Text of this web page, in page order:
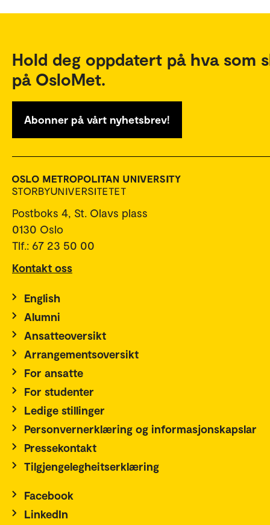
Hold deg oppdatert på hva som
på OsloMet.
Abonner på vårt nyhetsbrev!
Postboks 4, St. Olavs plass
0130 Oslo
Tlf.: 67 23 50 00
Kontakt oss
English
Alumni
Ansatteoversikt
Arrangementsoversikt
For ansatte
For studenter
Ledige stillinger
Personvernerklæring og informasjonskapslar
Pressekontakt
Tilgjengelegheitserklæring
Facebook
LinkedIn